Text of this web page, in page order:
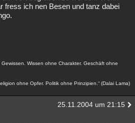
fress ich nen Besen und tanz dabei
Wissen ohne Charakter. Geschäft ohne
ohne Opfer. Politik ohne Prinzipien.“ (Dalai Lama)
25.11.2004 um 21:15